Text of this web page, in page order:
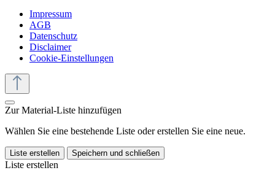
Impressum
AGB
Datenschutz
Disclaimer
Cookie-Einstellungen
Zur Material-Liste hinzufügen
Wählen Sie eine bestehende Liste oder erstellen Sie eine neue.
Liste erstellen Speichern und schließen
Liste erstellen